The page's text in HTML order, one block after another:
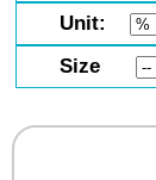
Unit:
Size